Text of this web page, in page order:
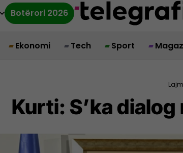
Botërori 2026
Ekonomi Tech Sport
Kurti: S’ka